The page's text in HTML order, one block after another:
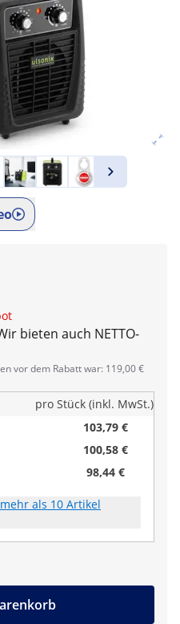
bieten auch NETTO-
vor dem Rabatt war: 119,00 €
pro Stück (inkl. MwSt.)
103,79 €
100,58 €
98,44 €
als 10 Artikel